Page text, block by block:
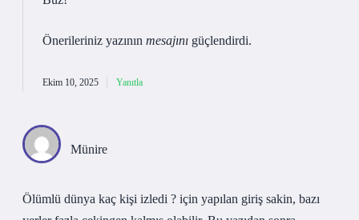
Önerileriniz yazının mesajını güçlendirdi.
Ekim 10, 2025 Yanıtla
Münire
Ölümlü dünya kaç kişi izledi ? için yapılan giriş sakin, bazı